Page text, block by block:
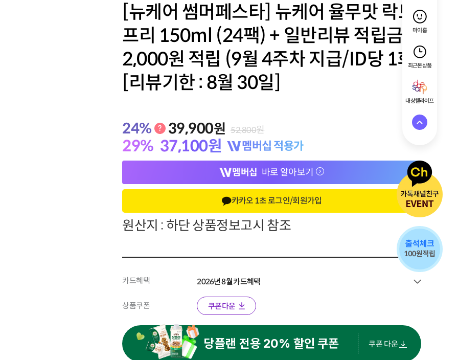
[뉴케어 썸머페스타] 뉴케어 율무맛 락토
프리 150ml (24팩) + 일반리뷰 적립금
2,000원 적립 (9월 4주차 지급/ID당 1회)
[리뷰기한 : 8월 30일]
24% 39,900원 52,800원
29% 37,100원 멤버십 적용가
멤버십 바로 알아보기
카카오 1초 로그인/회원가입
원산지 : 하단 상품정보고시 참조
카드혜택 2026년 8월 카드혜택
상품쿠폰 쿠폰다운
당플랜 전용 20% 할인 쿠폰 쿠폰 다운
마이홈
최근 본 상품
대상웰라이프